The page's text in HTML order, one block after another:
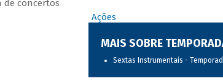
concertos
Ações
MAIS SOBRE
Sextas Instrumentais -